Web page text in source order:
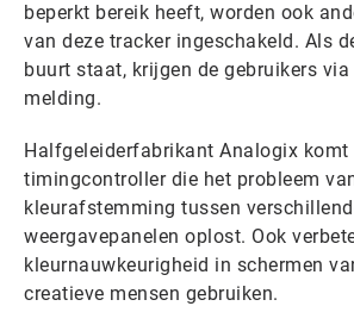
beperkt bereik heeft, worden ook
van deze tracker ingeschakeld. Als
buurt staat, krijgen de gebruikers via
melding.
Halfgeleiderfabrikant Analogix komt
timingcontroller die het probleem
kleurafstemming tussen
weergavepanelen oplost. Ook
kleurnauwkeurigheid in schermen
creatieve mensen gebruiken.